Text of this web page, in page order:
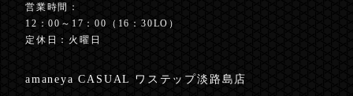
営業時間：
12：00～17：00（16：30LO）
定休日：火曜日
amaneya CASUAL ワステップ淡路島店